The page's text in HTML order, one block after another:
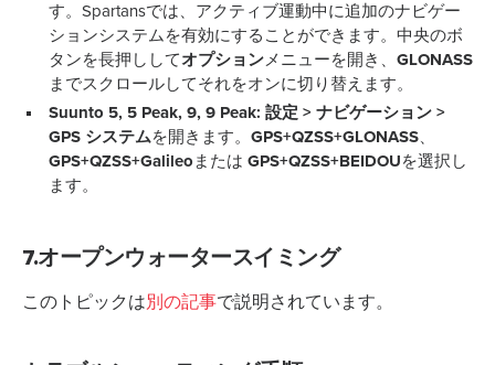
す。Spartansでは、アクティブ運動中に追加のナビゲー
ションシステムを有効にすることができます。中央のボ
タンを長押ししてオプションメニューを開き、 GLONASS
までスクロールしてそれをオンに切り替えます。
Suunto 5, 5 Peak, 9, 9 Peak: 設定 > ナビゲーション >
GPS システムを開きます。 GPS+QZSS+GLONASS、
GPS+QZSS+Galileo または GPS+QZSS+BEIDOU を選択し
ます。
7.オープンウォータースイミング
このトピックは別の記事で説明されています。